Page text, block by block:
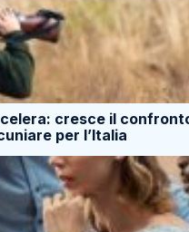
cresce il
per l’Italia